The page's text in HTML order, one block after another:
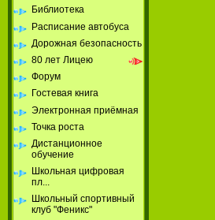
Библиотека
Расписание автобуса
Дорожная безопасность
80 лет Лицею
Форум
Гостевая книга
Электронная приёмная
Точка роста
Дистанционное
обучение
Школьная цифровая
пл...
Школьный спортивный
клуб "Феникс"